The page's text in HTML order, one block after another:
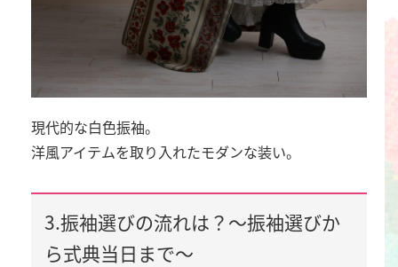
現代的な白色振袖。
洋風アイテムを取り入れたモダンな装い。
3.振袖選びの流れは？～振袖選びか
ら式典当日まで～